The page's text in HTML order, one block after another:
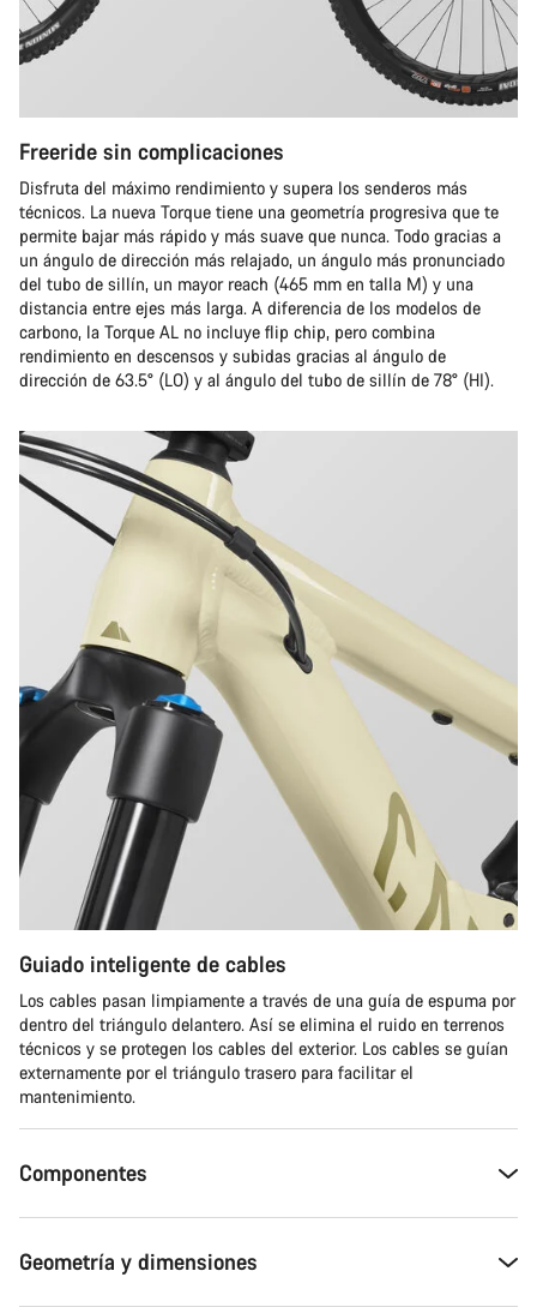
Freeride sin complicaciones
Disfruta del máximo rendimiento y supera los senderos más
técnicos. La nueva Torque tiene una geometría progresiva que te
permite bajar más rápido y más suave que nunca. Todo gracias a
un ángulo de dirección más relajado, un ángulo más pronunciado
del tubo de sillín, un mayor reach (465 mm en talla M) y una
distancia entre ejes más larga. A diferencia de los modelos de
carbono, la Torque AL no incluye flip chip, pero combina
rendimiento en descensos y subidas gracias al ángulo de
dirección de 63.5° (LO) y al ángulo del tubo de sillín de 78° (HI).
Guiado inteligente de cables
Los cables pasan limpiamente a través de una guía de espuma por
dentro del triángulo delantero. Así se elimina el ruido en terrenos
técnicos y se protegen los cables del exterior. Los cables se guían
externamente por el triángulo trasero para facilitar el
mantenimiento.
Componentes
Geometría y dimensiones